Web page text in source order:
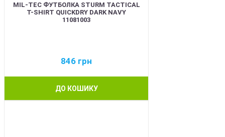
MIL-TEC ФУТБОЛКА STURM TACTICAL
T-SHIRT QUICKDRY DARK NAVY
11081003
846 грн
ДО КОШИКУ